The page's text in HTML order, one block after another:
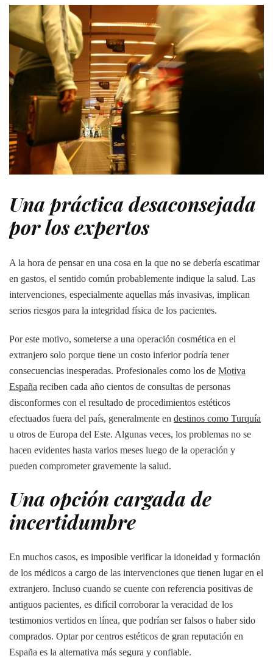
Una práctica desaconsejada
por los expertos
A la hora de pensar en una cosa en la que no se debería escatimar
en gastos, el sentido común probablemente indique la salud. Las
intervenciones, especialmente aquellas más invasivas, implican
serios riesgos para la integridad física de los pacientes.
Por este motivo, someterse a una operación cosmética en el
extranjero solo porque tiene un costo inferior podría tener
consecuencias inesperadas. Profesionales como los de Motiva
España reciben cada año cientos de consultas de personas
disconformes con el resultado de procedimientos estéticos
efectuados fuera del país, generalmente en destinos como Turquía
u otros de Europa del Este. Algunas veces, los problemas no se
hacen evidentes hasta varios meses luego de la operación y
pueden comprometer gravemente la salud.
Una opción cargada de
incertidumbre
En muchos casos, es imposible verificar la idoneidad y formación
de los médicos a cargo de las intervenciones que tienen lugar en el
extranjero. Incluso cuando se cuente con referencia positivas de
antiguos pacientes, es difícil corroborar la veracidad de los
testimonios vertidos en línea, que podrían ser falsos o haber sido
comprados. Optar por centros estéticos de gran reputación en
España es la alternativa más segura y confiable.